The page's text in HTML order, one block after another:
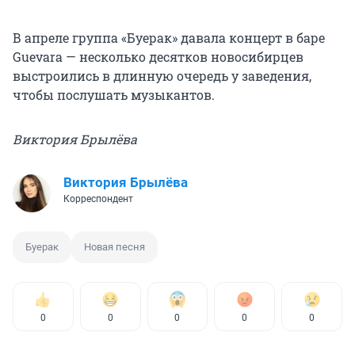
В апреле группа «Буерак» давала концерт в баре
Guevara — несколько десятков новосибирцев
выстроились в длинную очередь у заведения,
чтобы послушать музыкантов.
Виктория Брылёва
Виктория Брылёва
Корреспондент
Буерак Новая песня
0 0 0 0 0